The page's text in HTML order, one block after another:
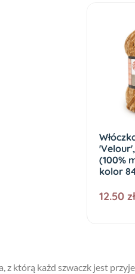
(100%
kolor
12.50 zł
z którą każd szwaczk jest